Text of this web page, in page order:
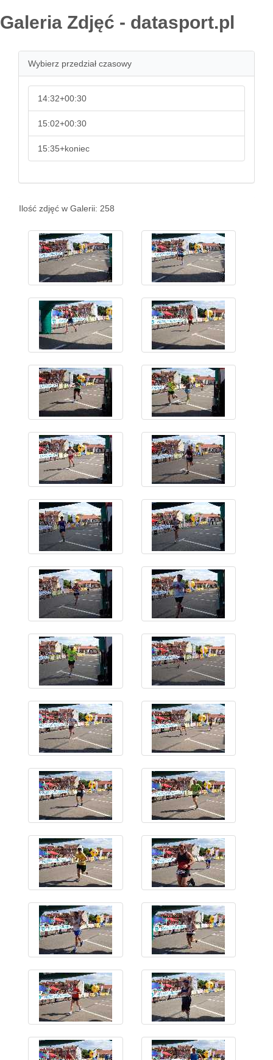
Galeria Zdjęć - datasport.pl
Wybierz przedział czasowy
14:32+00:30
15:02+00:30
15:35+koniec
Ilość zdjęć w Galerii: 258